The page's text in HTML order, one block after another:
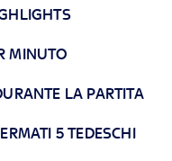
MINUTO
LA PARTITA
5 TEDESCHI